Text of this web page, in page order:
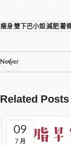
瘦身雙下巴小姐 減肥薯
Newer
Related Posts
09
7 月